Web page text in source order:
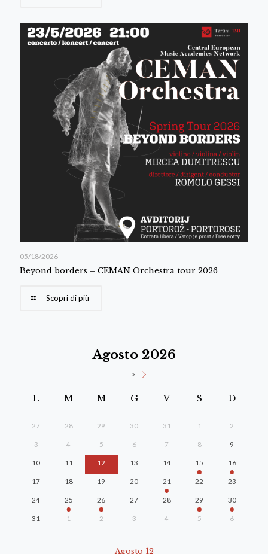
05/18/2026
Beyond borders – CEMAN Orchestra tour 2026
Scopri di più
Agosto 2026
>
L M M G V S D
27 28 29 30 31 1 2
3 4 5 6 7 8 9
10 11 12 13 14 15 16
17 18 19 20 21 22 23
24 25 26 27 28 29 30
31 1 2 3 4 5 6
Agosto 12